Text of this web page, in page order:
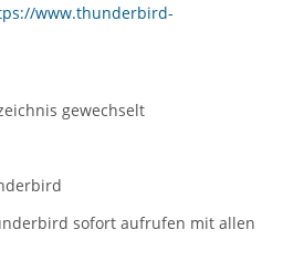
www.thunderbird-
gewechselt
sofort aufrufen mit allen